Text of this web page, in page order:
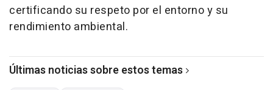
certificando su respeto por el entorno y su
rendimiento ambiental.
Últimas noticias sobre estos temas